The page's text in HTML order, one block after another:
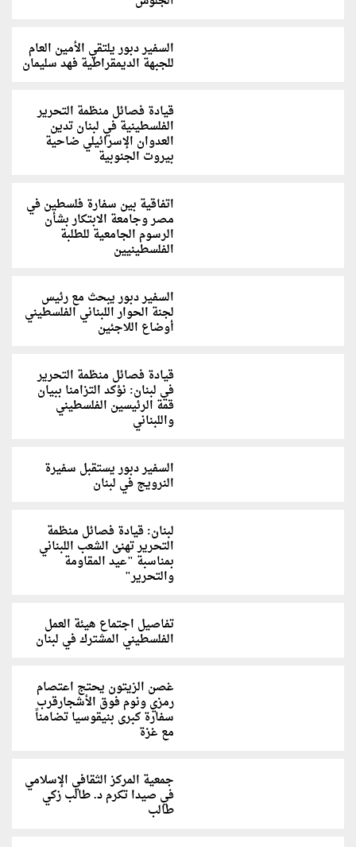
السفير دبور يلتقي الأمين العام
للجبهة الديمقراطية فهد سليمان
قيادة فصائل منظمة التحرير
الفلسطينية في لبنان تدين
العدوان الإسرائيلي ضاحية
بيروت الجنوبية
اتفاقية بين سفارة فلسطين في
مصر وجامعة الابتكار بشأن
الرسوم الجامعية للطلبة
الفلسطينيين
السفير دبور يبحث مع رئيس
لجنة الحوار اللبناني الفلسطيني
أوضاع اللاجئين
قيادة فصائل منظمة التحرير
في لبنان: نؤكد التزامنا ببيان
قمة الرئيسين الفلسطيني
واللبناني
السفير دبور يستقبل سفيرة
النرويج في لبنان
لبنان: قيادة فصائل منظمة
التحرير تهنئ الشعب اللبناني
بمناسبة "عيد المقاومة
والتحرير"
تفاصيل اجتماع هيئة العمل
الفلسطيني المشترك في لبنان
غصن الزيتون يحتج اعتصام
رمزي ونوم فوق الأشجارقرب
سفارة كبرى بنيقوسيا تضامناً
مع غزة
جمعية المركز الثقافي الإسلامي
في صيدا تكرم د. طالب زكي
طالب